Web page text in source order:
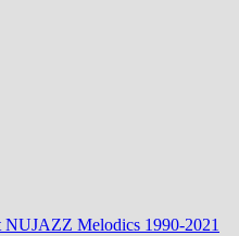
NUJAZZ Melodics 1990-2021